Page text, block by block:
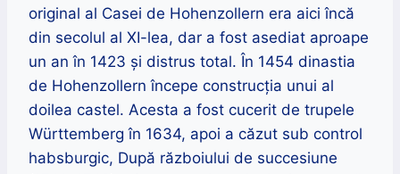
original al Casei de Hohenzollern era aici încă
din secolul al XI-lea, dar a fost asediat aproape
un an în 1423 și distrus total. În 1454 dinastia
de Hohenzollern începe construcția unui al
doilea castel. Acesta a fost cucerit de trupele
Württemberg în 1634, apoi a căzut sub control
habsburgic, După războiului de succesiune